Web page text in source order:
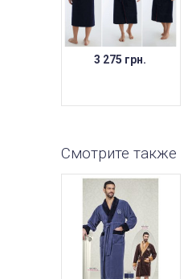
3 275 грн.
Смотрите также